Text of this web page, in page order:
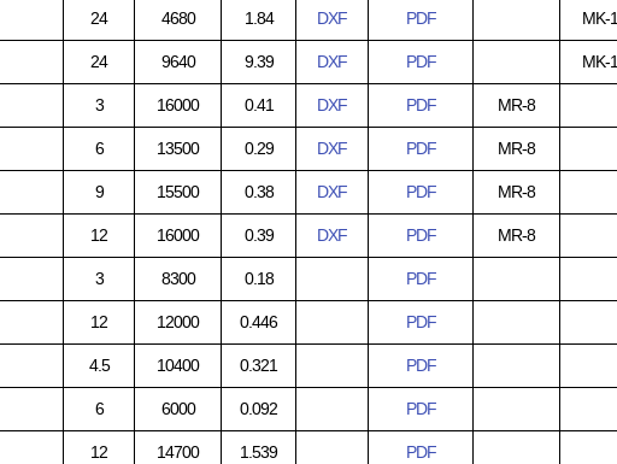
24 4680 1.84 DXF PDF MK-
24 9640 9.39 DXF PDF MK-
3 16000 0.41 DXF PDF MR-8
6 13500 0.29 DXF PDF MR-8
9 15500 0.38 DXF PDF MR-8
12 16000 0.39 DXF PDF MR-8
3 8300 0.18 PDF
12 12000 0.446 PDF
4.5 10400 0.321 PDF
6 6000 0.092 PDF
12 14700 1.539 PDF